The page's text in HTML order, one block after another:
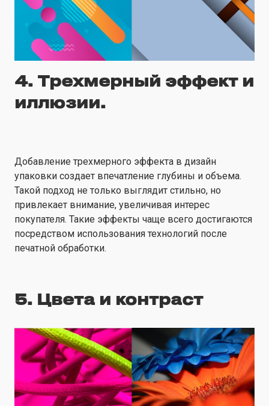
4. Трехмерный эффект и
иллюзии.
Добавление трехмерного эффекта в дизайн
упаковки создает впечатление глубины и объема.
Такой подход не только выглядит стильно, но
привлекает внимание, увеличивая интерес
покупателя. Такие эффекты чаще всего достигаются
посредством использования технологий после
печатной обработки.
5. Цвета и контраст